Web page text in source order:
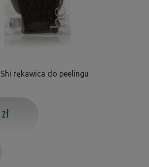
rękawica do peelingu